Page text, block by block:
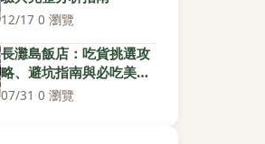
12/17·0 瀏覽
長灘島飯店：吃貨挑選攻
略、避坑指南與必吃美食
推薦
07/31 ·0 瀏覽